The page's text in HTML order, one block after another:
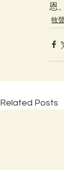
恩
牧
Related Posts